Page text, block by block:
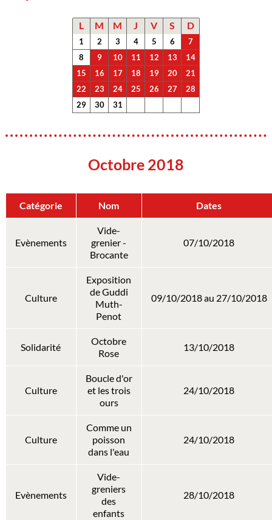
L M M J V S D
1 2 3 4 5 6
7
8
9 10 11 12 13
14
15
16 17 18 19 20
21
22
23 24 25 26 27
28
29
30 31
Octobre 2018
Catégorie Nom Dates
Evènements
Vide-
grenier -
Brocante
07/10/2018
Culture
Exposition
de Guddi
Muth-
Penot
09/10/2018 au 27/10/2018
Solidarité
Octobre
Rose
13/10/2018
Culture
Boucle d'or
et les trois
ours
24/10/2018
Culture
Comme un
poisson
dans l'eau
24/10/2018
Evènements
Vide-
greniers
des
enfants
28/10/2018